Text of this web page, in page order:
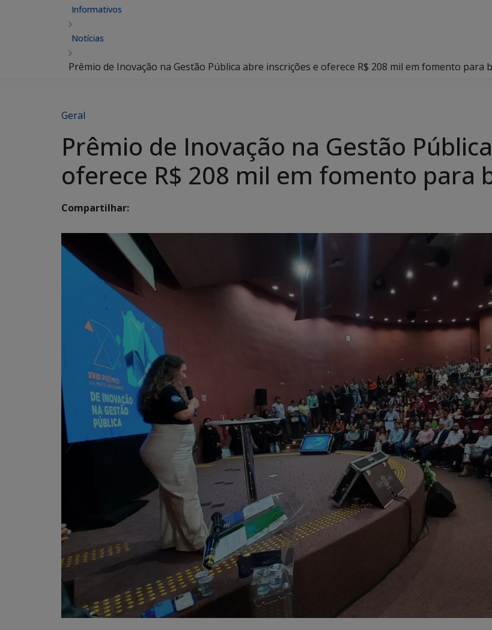
Informativos
Notícias
Prêmio de Inovação na Gestão Pública abre inscrições e oferece R$ 208 mil em fomento para
Geral
Prêmio de Inovação na Gestão
oferece R$ 208 mil em fomento para
Compartilhar: